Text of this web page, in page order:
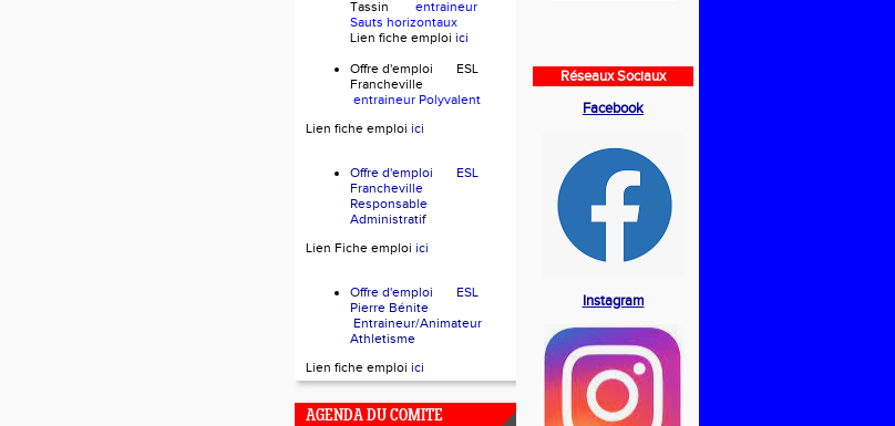
Tassin entraineur
Sauts horizontaux
Lien fiche emploi ici
Offre d'emploi ESL
Francheville
entraineur Polyvalent
Lien fiche emploi ici
Offre d'emploi ESL
Francheville
Responsable
Administratif
Lien Fiche emploi ici
Offre d'emploi ESL
Pierre Bénite
Entraineur/Animateur
Athletisme
Lien fiche emploi ici
AGENDA DU COMITE
Réseaux Sociaux
Facebook
Instagram